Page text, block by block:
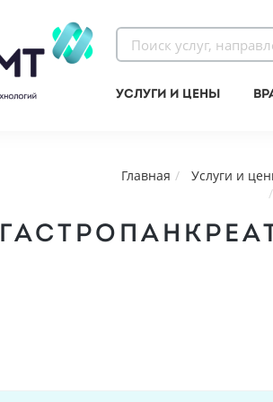
Услуги и цены
Главная Услуги и